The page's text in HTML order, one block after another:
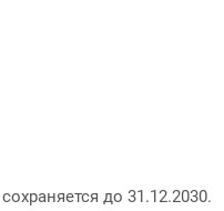
до 31.12.2030.